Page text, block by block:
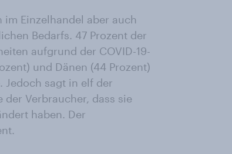
im Einzelhandel aber auch
Bedarfs. 47 Prozent der
aufgrund der COVID-19-
und Dänen (44 Prozent)
Jedoch sagt in elf der
der Verbraucher, dass sie
haben. Der